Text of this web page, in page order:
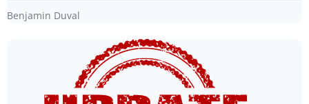
Benjamin Duval